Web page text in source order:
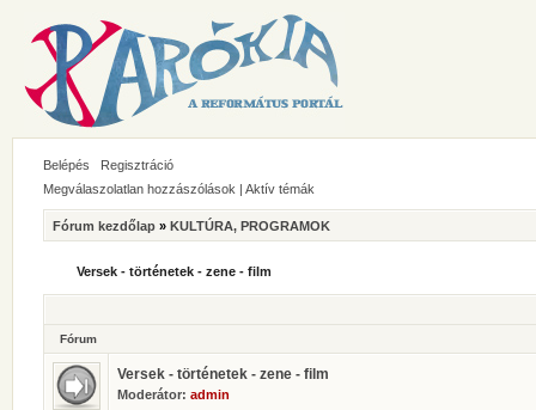
Belépés
Regisztráció
Megválaszolatlan hozzászólások | Aktív témák
Fórum kezdőlap » KULTÚRA, PROGRAMOK
Versek - történetek - zene - film
Fórum
Versek - történetek - zene - film
Moderátor: admin